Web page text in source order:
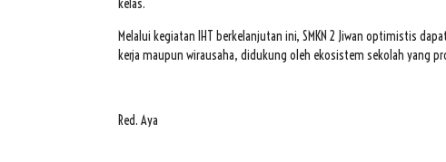
kelas.
Melalui kegiatan IHT berkelanjutan ini, SMKN 2 Jiwan optimistis
kerja maupun wirausaha, didukung oleh ekosistem sekolah yang
Red. Aya